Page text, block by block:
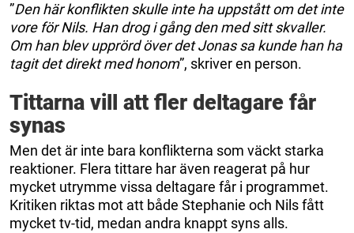
”Den här konflikten skulle inte ha uppstått om det inte
vore för Nils. Han drog i gång den med sitt skvaller.
Om han blev upprörd över det Jonas sa kunde han ha
tagit det direkt med honom”, skriver en person.
Tittarna vill att fler deltagare får
synas
Men det är inte bara konflikterna som väckt starka
reaktioner. Flera tittare har även reagerat på hur
mycket utrymme vissa deltagare får i programmet.
Kritiken riktas mot att både Stephanie och Nils fått
mycket tv-tid, medan andra knappt syns alls.